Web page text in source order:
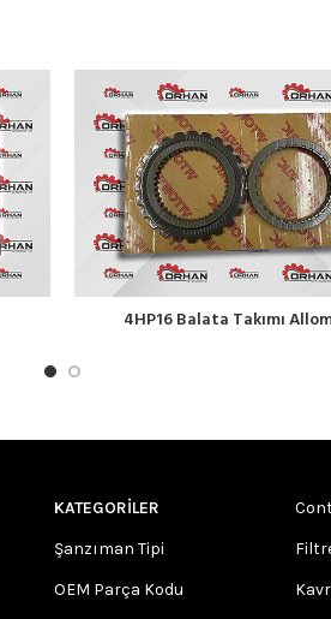
4HP16 Balata Takımı
KATEGORILER
Şanzıman Tipi
OEM Parça Kodu